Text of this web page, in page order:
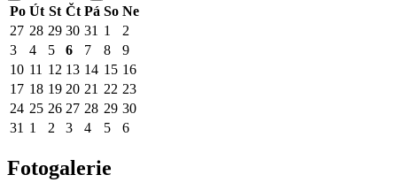
Po Út St Čt Pá So Ne
27 28 29 30 31 1
2
3
4 5 6 7 8
9
10 11 12 13 14 15 16
17 18 19 20 21 22 23
24 25 26 27 28 29 30
31 1 2 3 4 5 6
Fotogalerie